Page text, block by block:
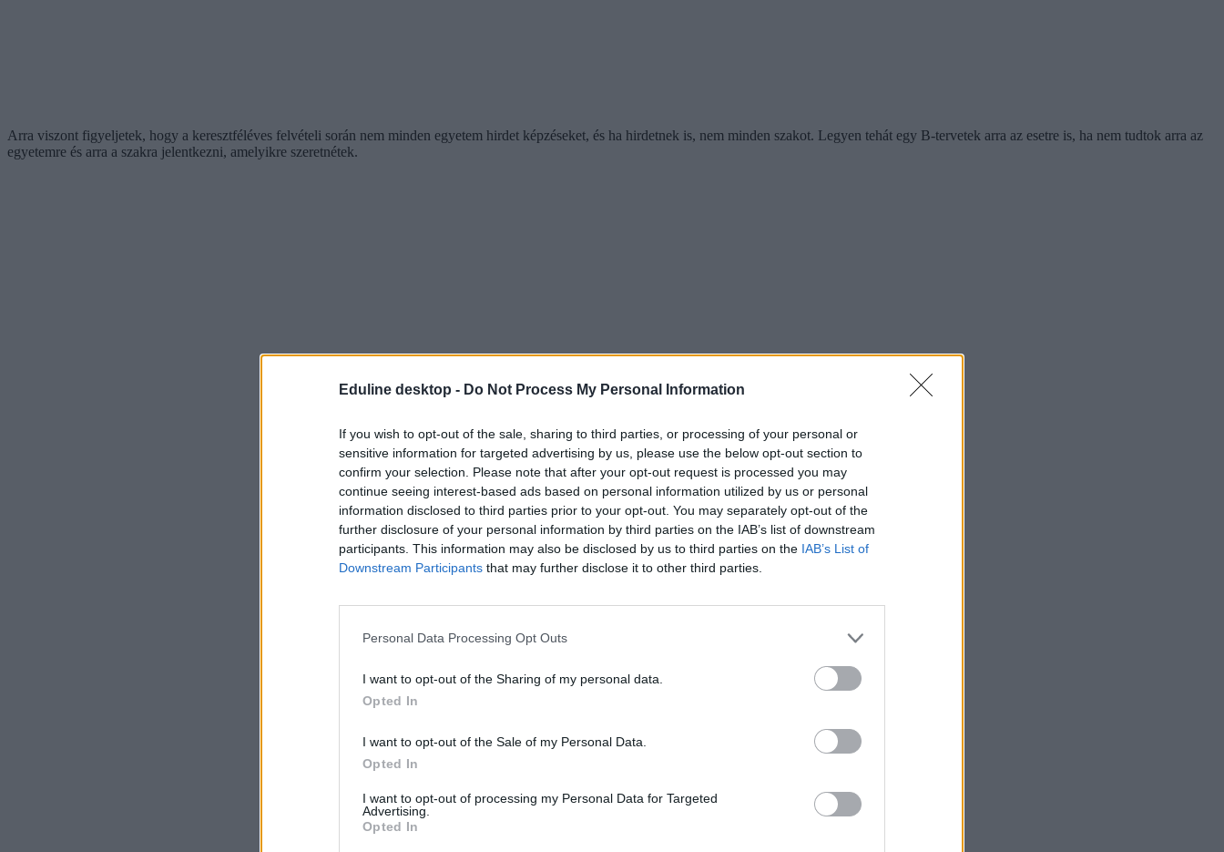
Eduline desktop - Do Not Process My Personal Information
If you wish to opt-out of the sale, sharing to third parties, or processing of your personal or
sensitive information for targeted advertising by us, please use the below opt-out section to
confirm your selection. Please note that after your opt-out request is processed you may
continue seeing interest-based ads based on personal information utilized by us or personal
information disclosed to third parties prior to your opt-out. You may separately opt-out of the
further disclosure of your personal information by third parties on the IAB’s list of downstream
participants. This information may also be disclosed by us to third parties on the IAB’s List of
Downstream Participants that may further disclose it to other third parties.
Personal Data Processing Opt Outs
I want to opt-out of the Sharing of my personal data.
Opted In
I want to opt-out of the Sale of my Personal Data.
Opted In
I want to opt-out of processing my Personal Data for Targeted
Advertising.
Opted In
Arra viszont figyeljetek, hogy a keresztféléves felvételi során nem minden egyetem hirdet képzéseket, és ha hirdetnek is, nem minden szakot. Legyen tehát egy B-tervetek arra az esetre is, ha nem tudtok arra az
egyetemre és arra a szakra jelentkezni, amelyikre szeretnétek.